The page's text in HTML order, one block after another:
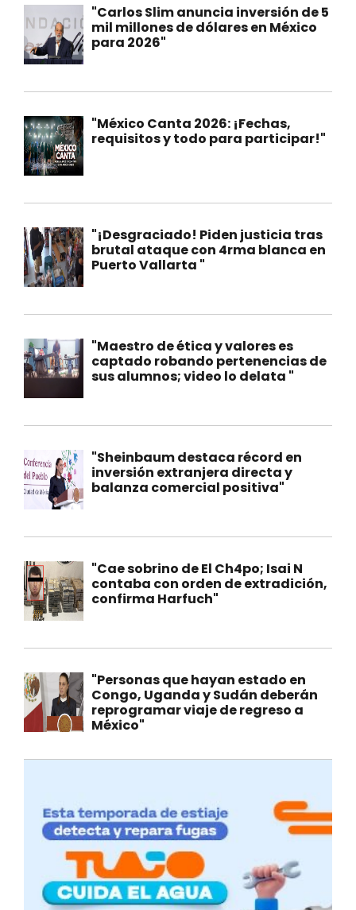
"Carlos Slim anuncia inversión de 5
mil millones de dólares en México
para 2026"
"México Canta 2026: ¡Fechas,
requisitos y todo para participar!"
"¡Desgraciado! Piden justicia tras
brutal ataque con 4rma blanca en
Puerto Vallarta "
"Maestro de ética y valores es
captado robando pertenencias de
sus alumnos; video lo delata "
"Sheinbaum destaca récord en
inversión extranjera directa y
balanza comercial positiva"
"Cae sobrino de El Ch4po; Isai N
contaba con orden de extradición,
confirma Harfuch"
"Personas que hayan estado en
Congo, Uganda y Sudán deberán
reprogramar viaje de regreso a
México"